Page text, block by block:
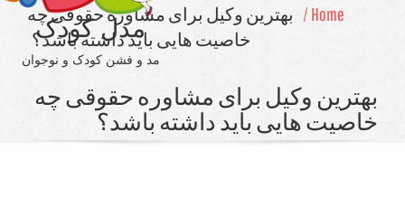
مدل کودک
مد و فشن کودک و نوجوان
بهترین وكیل برای مشاوره حقوقی چه
خاصیت هایی باید داشته باشد؟
وكیل برای مشاوره حقوقی چه
هایی باید داشته باشد؟